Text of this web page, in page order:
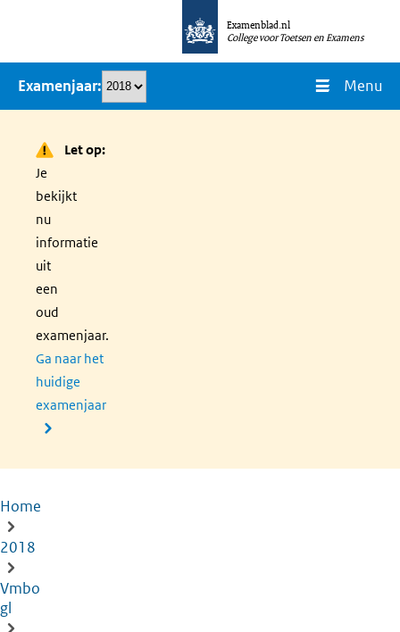
naar
inhoud
Examenblad.nl
College voor Toetsen en Examens
Examenjaar Menu
Let op:
Je
bekijkt
nu
informatie
uit
een
oud
examenjaar.
Ga naar het
huidige
examenjaar
Kruimelpad
Home
2018
Vmbo
gl